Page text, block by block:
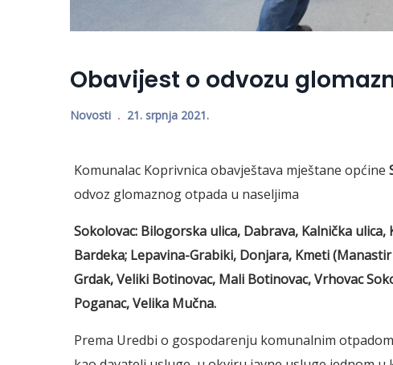
Obavijest o odvozu
Novosti 21. srpnja 2021.
Komunalac Koprivnica obavještava mještane općine
odvoz glomaznog otpada u naseljima
Sokolovac: Bilogorska ulica, Dabrava, Kalnička
Bardeka; Lepavina-Grabiki, Donjara, Kmeti
Grdak, Veliki Botinovac, Mali Botinovac, Vrhovac
Poganac, Velika Mučna.
Prema Uredbi o gospodarenju komunalnim